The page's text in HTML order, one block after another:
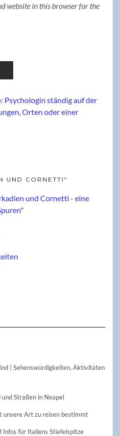
website in this browser for the
UND CORNETTI“
| Sehenswürdigkeiten, Aktivitäten
Straßen in Neapel
unsere Art zu reisen bestimmt
Infos für Italiens Stiefelspitze